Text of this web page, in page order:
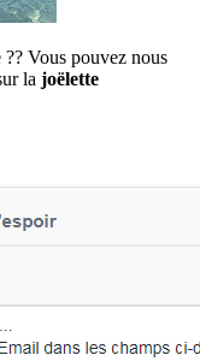
Vous pouvez nous
la joëlette